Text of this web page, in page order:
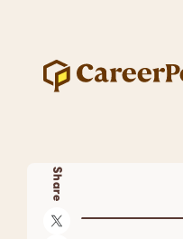
Share